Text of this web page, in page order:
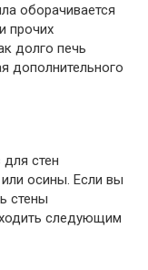
оборачивается
прочих
долго печь
дополнительного
стен
осины. Если вы
стены
следующим